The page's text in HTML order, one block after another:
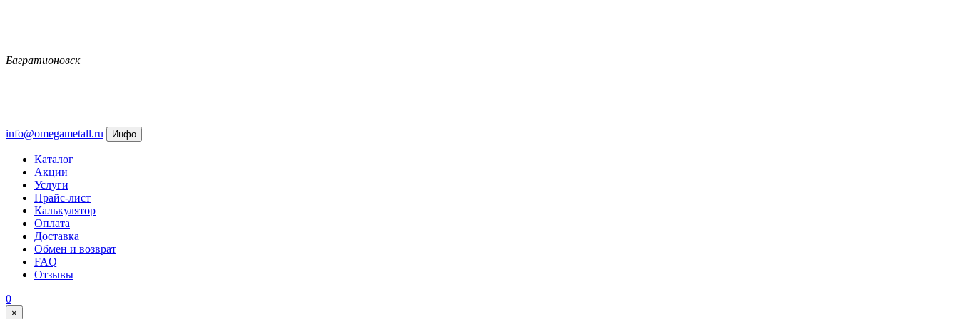
Багратионовск
info@omegametall.ru Инфо
Каталог
Акции
Услуги
Прайс-лист
Калькулятор
Оплата
Доставка
Обмен и возврат
FAQ
Отзывы
0
×